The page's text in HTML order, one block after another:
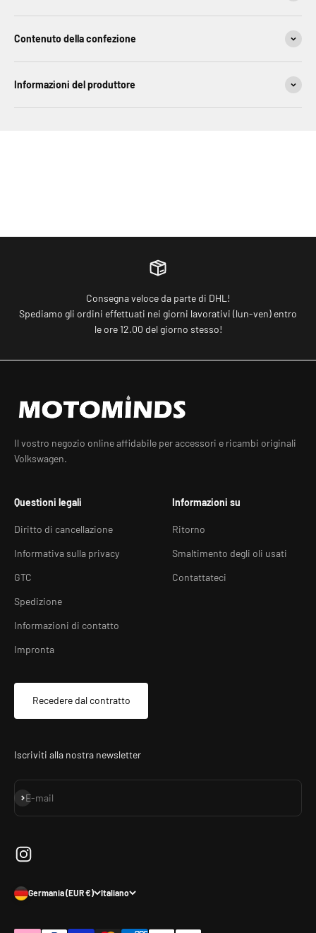
Contenuto della confezione
Informazioni del produttore
Consegna veloce da parte di DHL!
Spediamo gli ordini effettuati nei giorni lavorativi (lun-ven) entro
le ore 12.00 del giorno stesso!
Il vostro negozio online affidabile per accessori e ricambi originali
Volkswagen.
Questioni legali
Diritto di cancellazione
Informativa sulla privacy
GTC
Spedizione
Informazioni di contatto
Impronta
Recedere dal contratto
Informazioni su
Ritorno
Smaltimento degli oli usati
Contattateci
Iscriviti alla nostra newsletter
E-mail
Iscriviti alla newsletter
Germania (EUR €) Italiano